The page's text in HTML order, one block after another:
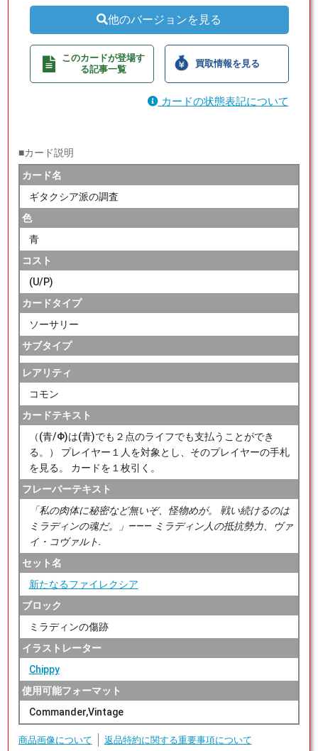
他のバージョンを見る
このカードが登場す
る記事一覧
買取情報を見る
カードの状態表記について
■カード説明
カード名
ギタクシア派の調査
色
青
コスト
(U/P)
カードタイプ
ソーサリー
サブタイプ
レアリティ
コモン
カードテキスト
（(青/Φ)は(青)でも２点のライフでも支払うことができ
る。） プレイヤー１人を対象とし、そのプレイヤーの手札
を見る。 カードを１枚引く。
フレーバーテキスト
「私の肉体に秘密など無いぞ、怪物めが。 戦い続けるのは
ミラディンの魂だ。」――― ミラディン人の抵抗勢力、ヴァ
イ・コヴァルト.
セット名
新たなるファイレクシア
ブロック
ミラディンの傷跡
イラストレーター
Chippy
使用可能フォーマット
Commander,Vintage
商品画像について 返品特約に関する重要事項について